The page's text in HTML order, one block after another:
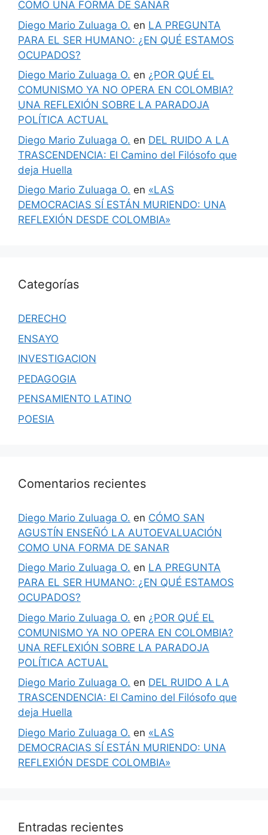
COMO UNA FORMA DE SANAR
Diego Mario Zuluaga O. en LA PREGUNTA
PARA EL SER HUMANO: ¿EN QUÉ ESTAMOS
OCUPADOS?
Diego Mario Zuluaga O. en ¿POR QUÉ EL
COMUNISMO YA NO OPERA EN COLOMBIA?
UNA REFLEXIÓN SOBRE LA PARADOJA
POLÍTICA ACTUAL
Diego Mario Zuluaga O. en DEL RUIDO A LA
TRASCENDENCIA: El Camino del Filósofo que
deja Huella
Diego Mario Zuluaga O. en «LAS
DEMOCRACIAS SÍ ESTÁN MURIENDO: UNA
REFLEXIÓN DESDE COLOMBIA»
Categorías
DERECHO
ENSAYO
INVESTIGACION
PEDAGOGIA
PENSAMIENTO LATINO
POESIA
Comentarios recientes
Diego Mario Zuluaga O. en CÓMO SAN
AGUSTÍN ENSEÑÓ LA AUTOEVALUACIÓN
COMO UNA FORMA DE SANAR
Diego Mario Zuluaga O. en LA PREGUNTA
PARA EL SER HUMANO: ¿EN QUÉ ESTAMOS
OCUPADOS?
Diego Mario Zuluaga O. en ¿POR QUÉ EL
COMUNISMO YA NO OPERA EN COLOMBIA?
UNA REFLEXIÓN SOBRE LA PARADOJA
POLÍTICA ACTUAL
Diego Mario Zuluaga O. en DEL RUIDO A LA
TRASCENDENCIA: El Camino del Filósofo que
deja Huella
Diego Mario Zuluaga O. en «LAS
DEMOCRACIAS SÍ ESTÁN MURIENDO: UNA
REFLEXIÓN DESDE COLOMBIA»
Entradas recientes